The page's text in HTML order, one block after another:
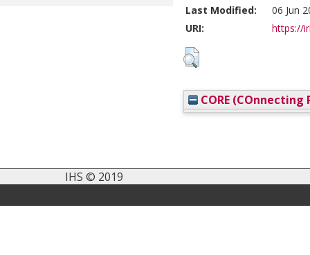
Last Modified:
06 Jun
URI:
https://
CORE (COnnecting
IHS © 2019